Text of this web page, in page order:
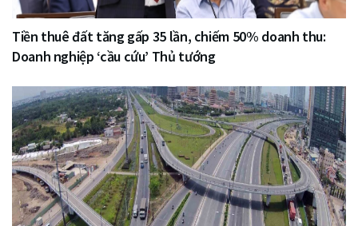
Tiền thuê đất tăng gấp 35 lần, chiếm 50% doanh thu:
Doanh nghiệp ‘cầu cứu’ Thủ tướng